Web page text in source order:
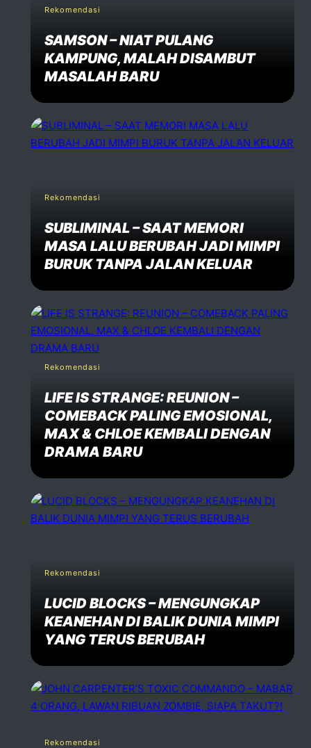
Rekomendasi
SAMSON – NIAT PULANG
KAMPUNG, MALAH DISAMBUT
MASALAH BARU
Rekomendasi
SUBLIMINAL – SAAT MEMORI
MASA LALU BERUBAH JADI MIMPI
BURUK TANPA JALAN KELUAR
Rekomendasi
LIFE IS STRANGE: REUNION –
COMEBACK PALING EMOSIONAL,
MAX & CHLOE KEMBALI DENGAN
DRAMA BARU
Rekomendasi
LUCID BLOCKS – MENGUNGKAP
KEANEHAN DI BALIK DUNIA MIMPI
YANG TERUS BERUBAH
Rekomendasi